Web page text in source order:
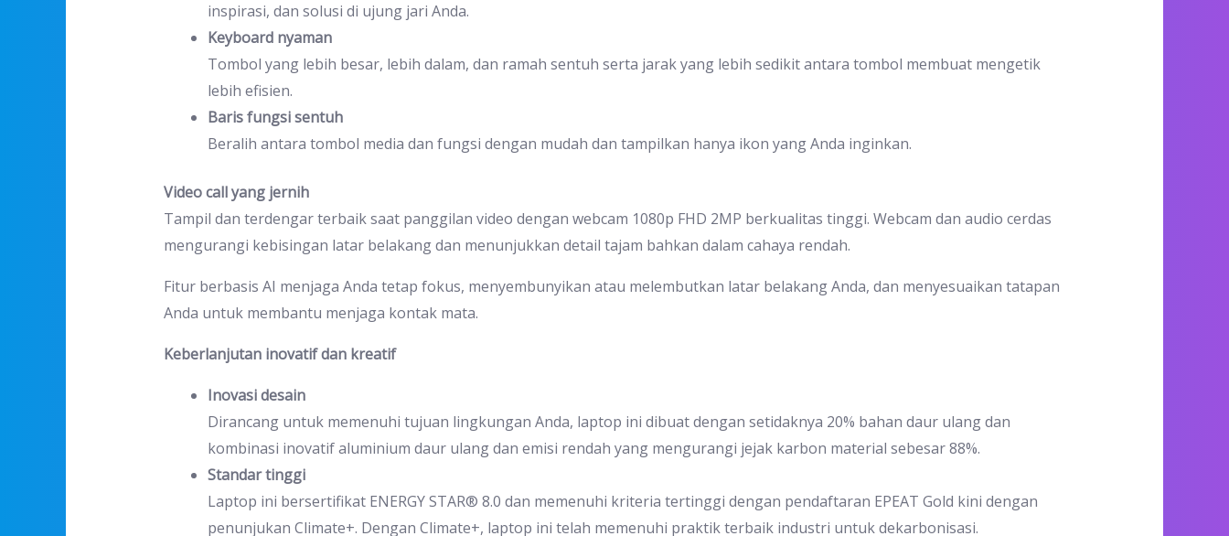
inspirasi, dan solusi di ujung jari Anda.
Keyboard nyaman
Tombol yang lebih besar, lebih dalam, dan ramah sentuh serta jarak yang lebih sedikit antara tombol membuat mengetik
lebih efisien.
Baris fungsi sentuh
Beralih antara tombol media dan fungsi dengan mudah dan tampilkan hanya ikon yang Anda inginkan.
Video call yang jernih
Tampil dan terdengar terbaik saat panggilan video dengan webcam 1080p FHD 2MP berkualitas tinggi. Webcam dan audio cerdas
mengurangi kebisingan latar belakang dan menunjukkan detail tajam bahkan dalam cahaya rendah.
Fitur berbasis AI menjaga Anda tetap fokus, menyembunyikan atau melembutkan latar belakang Anda, dan menyesuaikan tatapan
Anda untuk membantu menjaga kontak mata.
Keberlanjutan inovatif dan kreatif
Inovasi desain
Dirancang untuk memenuhi tujuan lingkungan Anda, laptop ini dibuat dengan setidaknya 20% bahan daur ulang dan
kombinasi inovatif aluminium daur ulang dan emisi rendah yang mengurangi jejak karbon material sebesar 88%.
Standar tinggi
Laptop ini bersertifikat ENERGY STAR® 8.0 dan memenuhi kriteria tertinggi dengan pendaftaran EPEAT Gold kini dengan
penunjukan Climate+. Dengan Climate+, laptop ini telah memenuhi praktik terbaik industri untuk dekarbonisasi.